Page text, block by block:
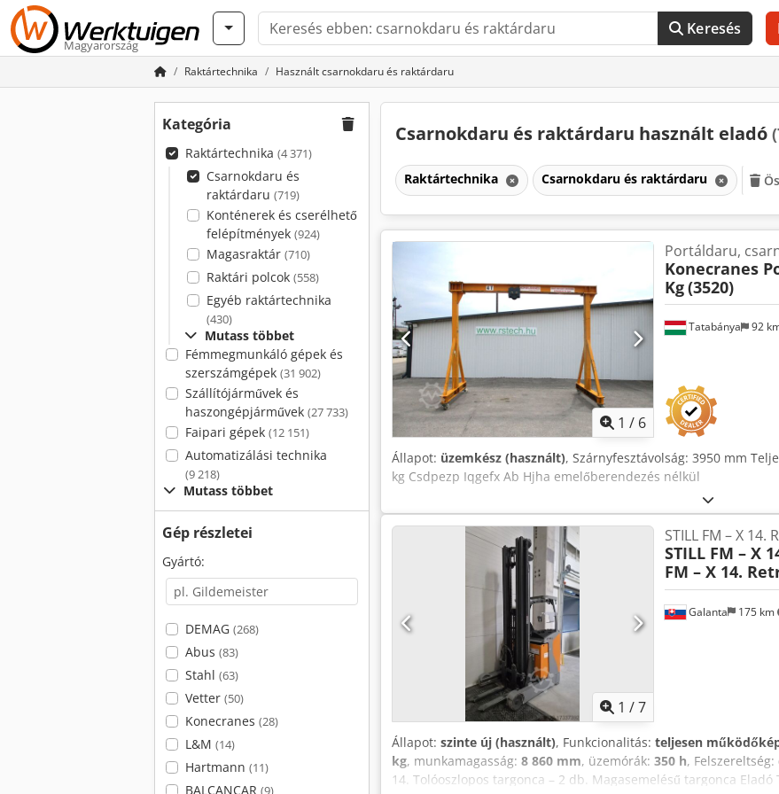
Magyarország
Keresés
Raktártechnika Használt csarnokdaru és raktárdaru
Kategória
Raktártechnika (4 371)
Csarnokdaru és
raktárdaru (719)
Konténerek és cserélhető
felépítmények (924)
Magasraktár (710)
Raktári polcok (558)
Egyéb raktártechnika
(430)
Mutass többet
Fémmegmunkáló gépek és
szerszámgépek (31 902)
Szállítójárművek és
haszongépjárművek (27 733)
Faipari gépek (12 151)
Automatizálási technika
(9 218)
Mutass többet
Gép részletei
Gyártó:
DEMAG (268)
Abus (83)
Stahl (63)
Vetter (50)
Konecranes (28)
L&M (14)
Hartmann (11)
BALCANCAR (9)
Csarnokdaru és raktárdaru használt eladó
Raktártechnika Csarnokdaru és raktárdaru
1 / 6
Tatabánya 92
Portáldaru,
Konecranes
Kg(3520)
Állapot: üzemkész (használt), Szárnyfesztávolság: 3950 mm
kg Csdpezp Iqgefx Ab Hjha emelőberendezés nélkül
1 /7
Galanta 175 km
STILL FM – X 14.
STILL FM – X
FM – X 14.
Állapot: szinte új (használt), Funkcionalitás: teljesen
kg, munkamagasság: 8 860 mm, üzemórák: 350 h, Felszereltség:
14. Tolóoszlopos targonca – 2 db. Magasemelésű targonca